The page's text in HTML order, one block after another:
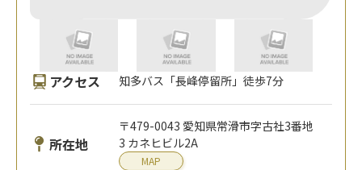
アクセス 知多バス「長峰停留所」徒歩7分
所在地
〒479-0043 愛知県常滑市字古社3番地
3 カネヒビル2A
MAP